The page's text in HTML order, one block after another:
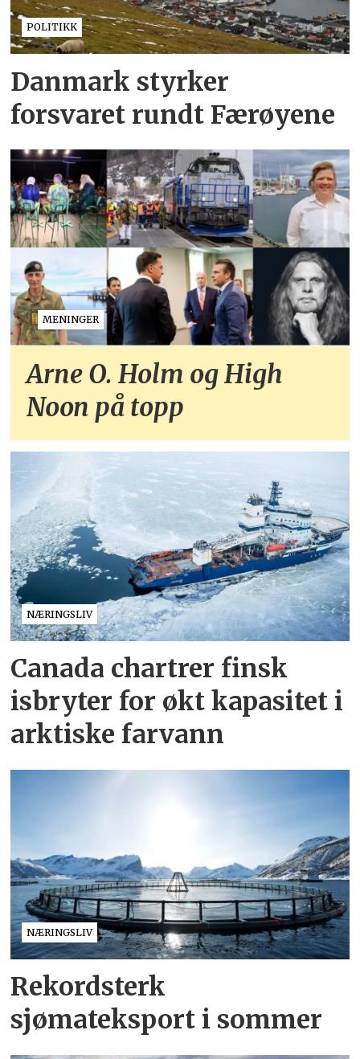
POLITIKK
Danmark styrker
forsvaret rundt Færøyene
MENINGER
Arne O. Holm og High
Noon på topp
NÆRINGSLIV
Canada chartrer finsk
isbryter for økt kapasitet i
arktiske farvann
NÆRINGSLIV
Rekordsterk
sjømateksport i sommer